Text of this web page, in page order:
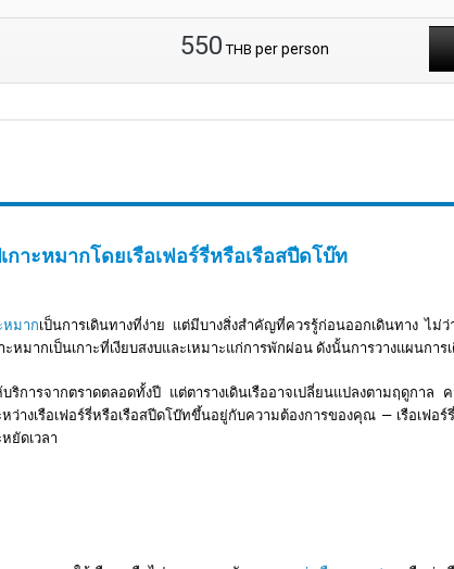
550 THB per person
กาะหมากโดยเรือเฟอร์รี่หรือเรือสปีดโบ๊ท
หมากเป็นการเดินทางที่ง่าย แต่มีบางสิ่งสำคัญที่ควรรู้ก่อนออกเดินทาง ไม่
หมากเป็นเกาะที่เงียบสงบและเหมาะแก่การพักผ่อน ดังนั้นการวางแผนกา
บริการจากตราดตลอดทั้งปี แต่ตารางเดินเรืออาจเปลี่ยนแปลงตามฤดูกาล
หว่างเรือเฟอร์รี่หรือเรือสปีดโบ๊ทขึ้นอยู่กับความต้องการของคุณ — เรือเฟอ
ยัดเวลา